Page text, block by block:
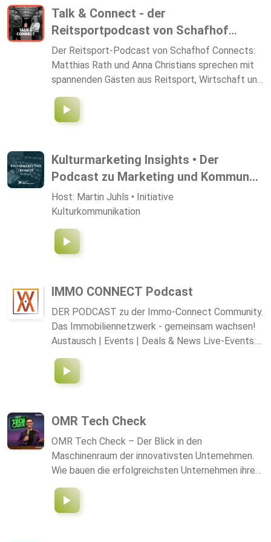
Talk & Connect - der
Reitsportpodcast von Schafhof
Connects
Der Reitsport-Podcast von Schafhof Connects:
Matthias Rath und Anna Christians sprechen mit
spannenden Gästen aus Reitsport, Wirtschaft und
Politik über Zukunft, Aktuelles und Geschichte
des Pferdesports. Mit exklusiven Einblicken in
den Alltag eines internationalen Dressurreiters
und erlebt den Reitsport hautnah.
Kulturmarketing Insights • Der
Podcast zu Marketing und Kommun...
Host: Martin Juhls • Initiative
Kulturkommunikation
IMMO CONNECT Podcast
DER PODCAST zu der Immo-Connect Community.
Das Immobiliennetzwerk - gemeinsam wachsen!
Austausch | Events | Deals & News Live-Events:
Aktuell 2x im Monat in Kooperation mit dem Real
Deal Club Hinweis: Kostenloser Eintritt zu Events,
Partner Events, Rabatte, Werbemöglichkeiten &
Connect-Partner. Partner-Mitgliedschaft: 1.000
€/Jahr (zzgl. USt.)
OMR Tech Check
OMR Tech Check – Der Blick in den
Maschinenraum der innovativsten Unternehmen.
Wie bauen die erfolgreichsten Unternehmen ihren
Tech-Stack wirklich auf? Im OMR Tech Check
trifft Marvin Müller (VP Marketing bei OMR
Reviews) CEOs, Gründer*innen und GTM-